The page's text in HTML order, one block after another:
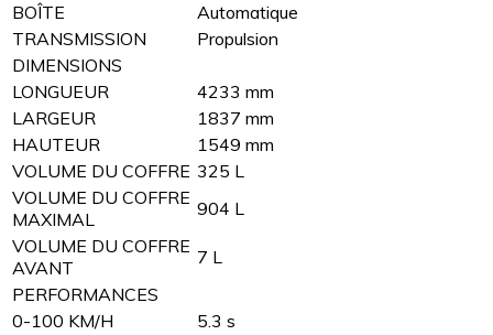
BOÎTE
Automatique
TRANSMISSION
Propulsion
DIMENSIONS
LONGUEUR
4233 mm
LARGEUR
1837 mm
HAUTEUR
1549 mm
VOLUME DU COFFRE 325 L
VOLUME DU COFFRE
MAXIMAL
904 L
VOLUME DU COFFRE
AVANT
7 L
PERFORMANCES
0-100 KM/H
5.3 s